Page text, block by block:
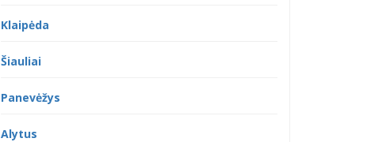
Klaipėda
Šiauliai
Panevėžys
Alytus